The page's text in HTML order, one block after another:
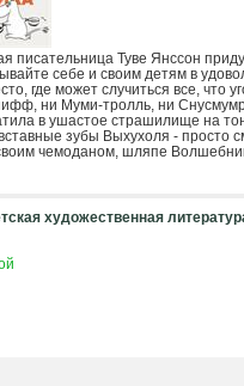
писательница Туве Янссон
себе и своим детям в
где может случиться все,
ни Муми-тролль, ни
в ушастое страшилище на
зубы Выхухоля - просто
чемоданом, шляпе
художественная